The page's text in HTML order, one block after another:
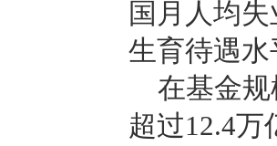
国月人均
生育待遇
在基金规
超过12.4